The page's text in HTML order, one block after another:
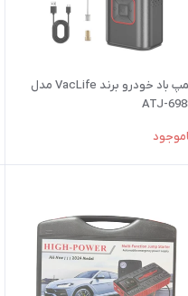
پمپ باد خودرو برند VacLife مدل
ATJ-